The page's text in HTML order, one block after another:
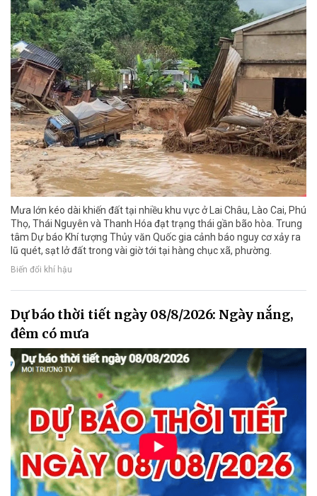
Mưa lớn kéo dài khiến đất tại nhiều khu vực ở Lai Châu, Lào Cai, Phú
Thọ, Thái Nguyên và Thanh Hóa đạt trạng thái gần bão hòa. Trung
tâm Dự báo Khí tượng Thủy văn Quốc gia cảnh báo nguy cơ xảy ra
lũ quét, sạt lở đất trong vài giờ tới tại hàng chục xã, phường.
Biến đổi khí hậu
Dự báo thời tiết ngày 08/8/2026: Ngày nắng,
đêm có mưa